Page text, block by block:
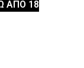
ΑΠΟ 18